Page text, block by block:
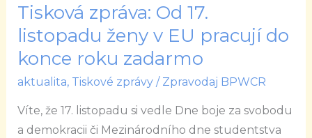
Tisková zpráva: Od 17.
listopadu ženy v EU pracují do
konce roku zadarmo
aktualita, Tiskové zprávy/ Zpravodaj BPWCR
Víte, že 17. listopadu si vedle Dne boje za svobodu
a demokracii či Mezinárodního dne studentstva
konce
roku
zadarmo